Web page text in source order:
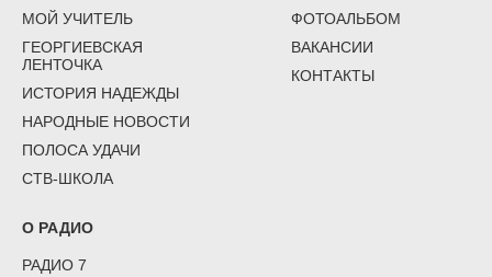
МОЙ УЧИТЕЛЬ
ГЕОРГИЕВСКАЯ
ЛЕНТОЧКА
ИСТОРИЯ НАДЕЖДЫ
НАРОДНЫЕ НОВОСТИ
ПОЛОСА УДАЧИ
СТВ-ШКОЛА
ФОТОАЛЬБОМ
ВАКАНСИИ
КОНТАКТЫ
О РАДИО
РАДИО 7